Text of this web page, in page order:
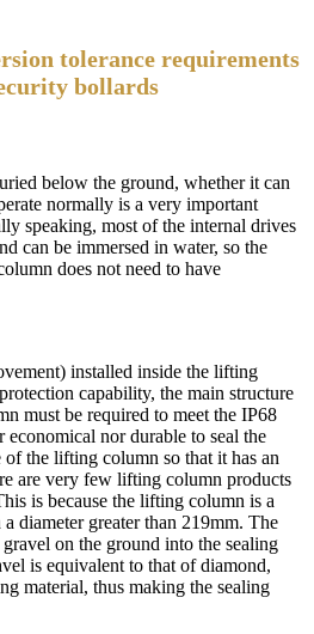
tolerance requirements
bollards
below the ground, whether it can
normally is a very important
speaking, most of the internal drives
can be immersed in water, so the
does not need to have
installed inside the lifting
capability, the main structure
must be required to meet the IP68
nor durable to seal the
the lifting column so that it has an
are very few lifting column products
is because the lifting column is a
diameter greater than 219mm. The
on the ground into the sealing
is equivalent to that of diamond,
material, thus making the sealing